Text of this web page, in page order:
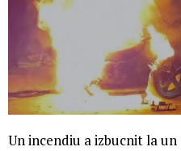
Un incendiu a izbucnit la